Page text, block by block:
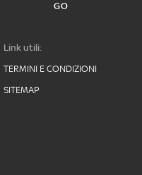
GO
Link utili:
TERMINI E CONDIZIONI
SITEMAP